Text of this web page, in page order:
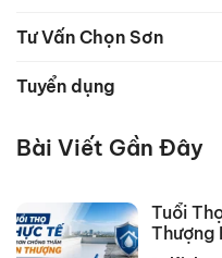
Tư Vấn Chọn Sơn
Tuyển dụng
Bài Viết Gần Đây
Tuổi
Thượng
Năm